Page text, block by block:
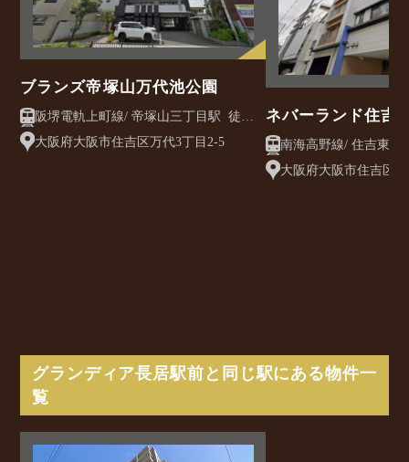
ブランズ帝塚山万代池公園
阪堺電軌上町線/ 帝塚山三丁目駅 徒歩7
分
大阪府大阪市住吉区万代3丁目2-5
ネバーランド住吉
大阪府大阪市住吉区
グランディア長居駅前と同じ駅にある物件一
覧